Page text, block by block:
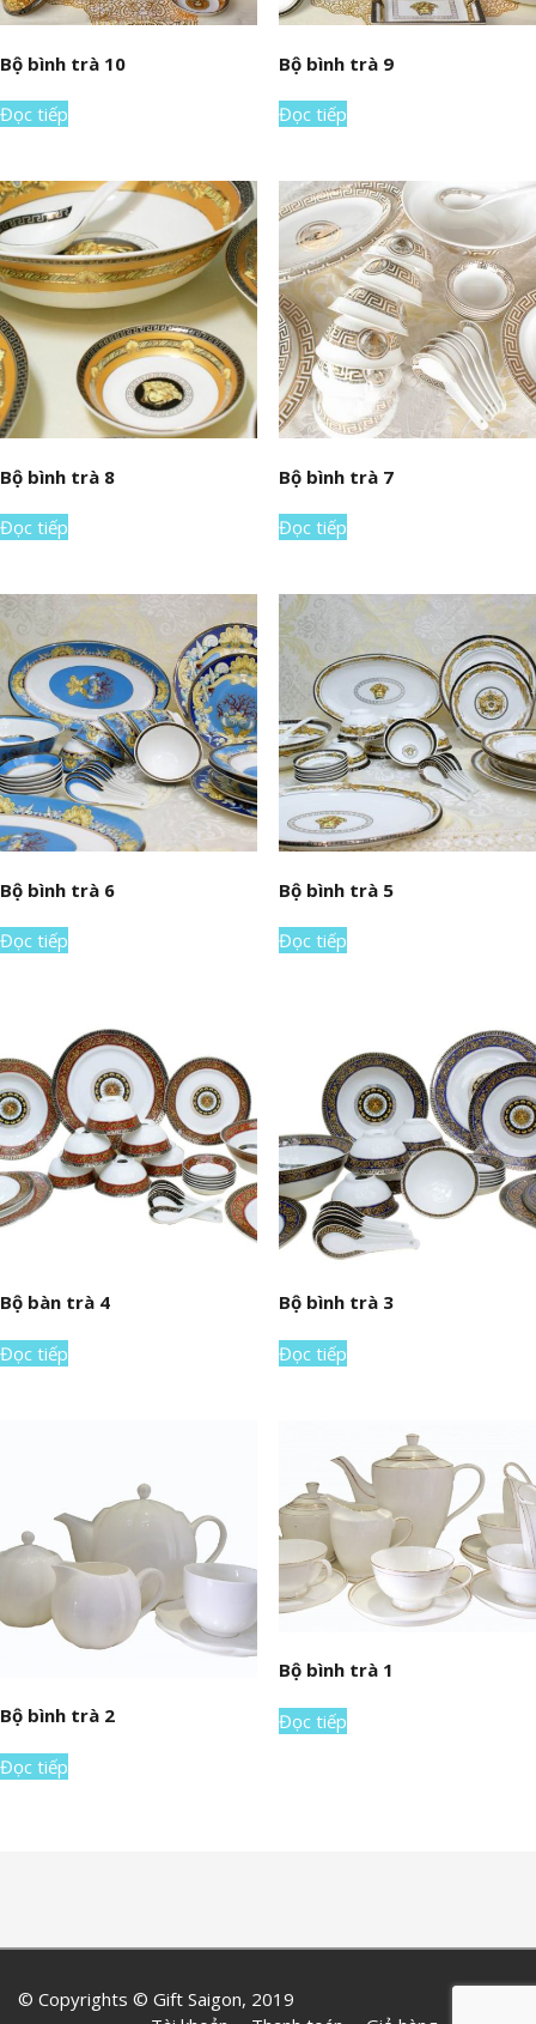
Bộ bình trà 10
Đọc tiếp
Bộ bình trà 9
Đọc tiếp
Bộ bình trà 8
Đọc tiếp
Bộ bình trà 7
Đọc tiếp
Bộ bình trà 6
Đọc tiếp
Bộ bình trà 5
Đọc tiếp
Bộ bàn trà 4
Đọc tiếp
Bộ bình trà 3
Đọc tiếp
Bộ bình trà 2
Đọc tiếp
Bộ bình trà 1
Đọc tiếp
© Copyrights © Gift Saigon, 2019